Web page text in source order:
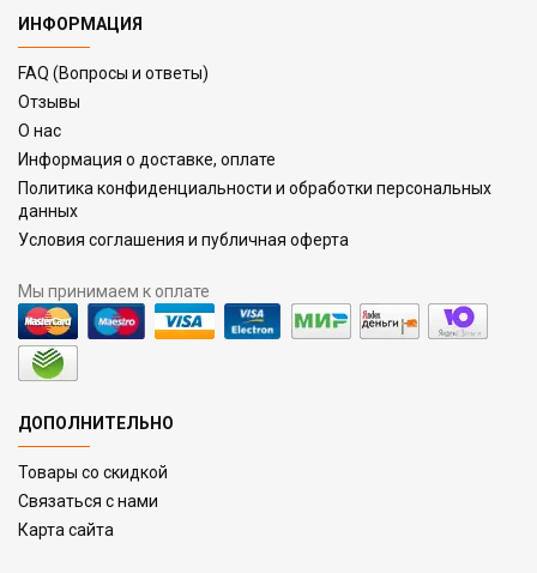
ИНФОРМАЦИЯ
FAQ (Вопросы и ответы)
Отзывы
О нас
Информация о доставке, оплате
Политика конфиденциальности и обработки персональных
данных
Условия соглашения и публичная оферта
Мы принимаем к оплате
ДОПОЛНИТЕЛЬНО
Товары со скидкой
Связаться с нами
Карта сайта